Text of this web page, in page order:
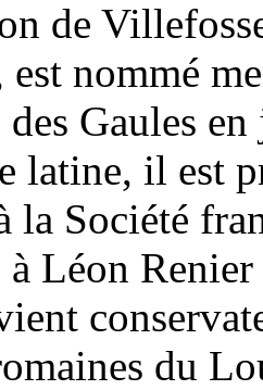
de
est nommé
Gaules
latine, il est
la Société
à Léon
du